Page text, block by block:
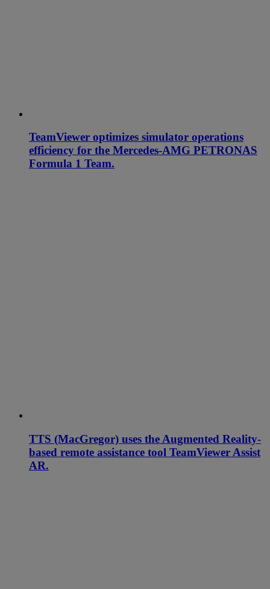
TeamViewer optimizes simulator operations
efficiency for the Mercedes-AMG PETRONAS
Formula 1 Team.
TTS (MacGregor) uses the Augmented Reality-
based remote assistance tool TeamViewer Assist
AR.